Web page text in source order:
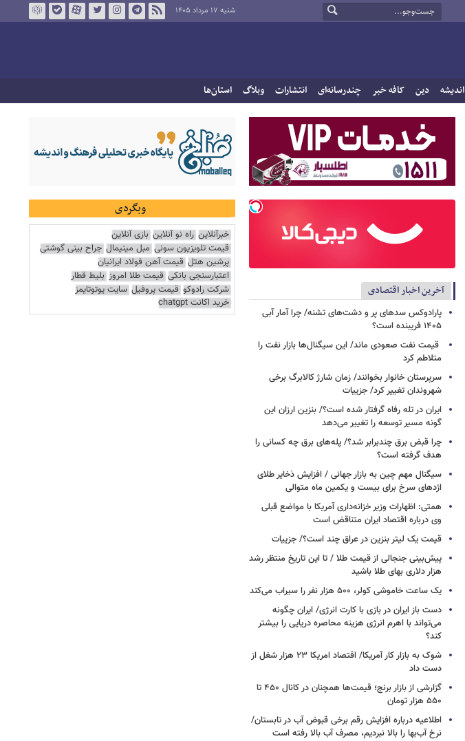
شنبه ۱۷ مرداد ۱۴۰۵
اندیشه دین کافه خبر چندرسانه‌ای انتشارات وبلاگ استان‌ها
آخرین اخبار اقتصادی
پارادوکس سدهای پر و دشت‌های تشنه/ چرا آمار آبی
۱۴۰۵ فریبنده است؟
قیمت نفت صعودی ماند/ این سیگنال‌ها بازار نفت را
متلاطم کرد
سرپرستان خانوار بخوانند/ زمان شارژ کالابرگ برخی
شهروندان تغییر کرد/ جزییات
ایران در تله رفاه گرفتار شده است؟/ بنزین ارزان این
گونه مسیر توسعه را تغییر می‌دهد
چرا قبض برق چندبرابر شد؟/ پله‌های برق چه کسانی را
هدف گرفته است؟
سیگنال‌ مهم چین به بازار جهانی / افزایش ذخایر طلای
اژدهای سرخ برای بیست و یکمین ماه متوالی
همتی: اظهارات وزیر خزانه‌داری آمریکا با مواضع قبلی
وی درباره اقتصاد ایران متناقض است
قیمت یک لیتر بنزین در عراق چند است؟/ جزییات
پیش‌بینی جنجالی از قیمت طلا / تا این تاریخ منتظر رشد
هزار دلاری بهای طلا باشید
یک ساعت خاموشی کولر، ۵۰۰ هزار نفر را سیراب می‌کند
دست باز ایران در بازی با کارت انرژی/ ایران چگونه
می‌تواند با اهرم انرژی‌ هزینه محاصره دریایی را بیشتر
کند؟
شوک به بازار کار آمریکا/ اقتصاد امریکا ۲۳ هزار شغل از
دست داد
گزارشی از بازار برنج؛ قیمت‌ها همچنان در کانال ۴۵۰ تا
۵۵۰ هزار تومان
اطلاعیه درباره افزایش رقم برخی قبوض آب در تابستان/
نرخ آب‌بها را بالا نبردیم، مصرف آب بالا رفته است
وبگردی
خبرآنلاین راه نو آنلاین بازی آنلاین
قیمت تلویزیون سونی مبل مینیمال جراح بینی گوشتی
پرشین هتل قیمت آهن فولاد ایرانیان
اعتبارسنجی بانکی قیمت طلا امروز بلیط قطار
شرکت رادوکو قیمت پروفیل سایت یوتوتایمز
خرید اکانت chatgpt